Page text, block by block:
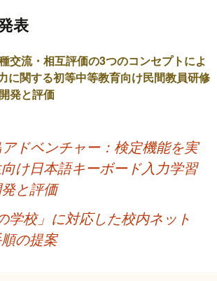
表
交流・相互評価の3つのコンセプトによ
に関する初等中等教育向け民間教員研修
発と評価
ドベンチャー：検定機能を実
け日本語キーボード入力学習
と評価
学校」に対応した校内ネット
の提案